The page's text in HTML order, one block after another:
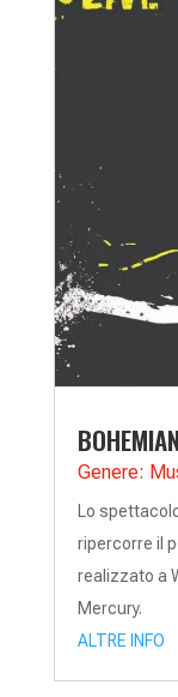
Genere:
Lo
ripercorre il
realizzato a
Mercury.
ALTRE INFO